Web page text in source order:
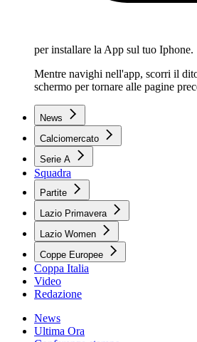
per installare la App sul tuo Iphone.
Mentre navighi nell'app, scorri il
schermo per tornare alle pagine
News
Calciomercato
Serie A
Squadra
Partite
Lazio Primavera
Lazio Women
Coppe Europee
Coppa Italia
Video
Redazione
News
Ultima Ora